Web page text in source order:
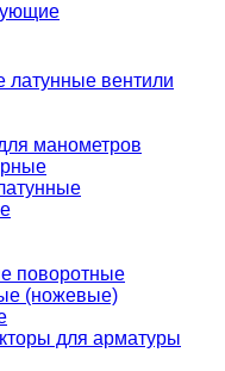
латунные вентили
манометров
поворотные
(ножевые)
для арматуры